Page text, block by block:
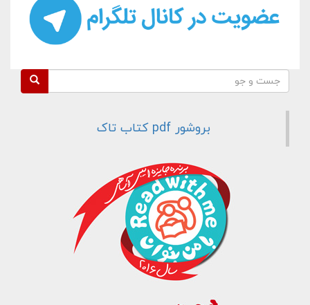
فرم جستجو
بروشور pdf کتاب تاک